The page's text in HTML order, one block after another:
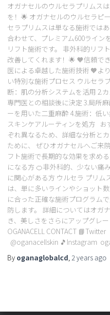
オガナセルのウルセラプリムス
を！🌟 オガナセルのウルセラピ
セラプリムスは単なる施術では
合わせて、プレミアム600ライン
リフト施術です。 非外科的リフ
改善してくれます！🌟 🧡信頼で
医による卓越した施術技術 🧡よ
い特別な施術プロセス ウルセラ
断：肌の分析システムを活用 2.
専門医との相談後に決定 3.局所
ーを用いた二重麻酔 4.施術：低
スキンケアルーティンを処方 お
ぞれ異なるため、詳細な分析と
ために、 ぜひオガナセルへご来
フト施術で長期的な効果を求め
になる方 🍊非外科的、少ない痛
に関心がある方 ウルセラ プリム
は、単に多いラインやショット
に合った正確な施術プログラム
防します。 詳細についてはオガ
き、美しさをさらにアップグレ
OGANACELL CONTACT
@oganacellskin 🎵Instagram
By oganaglobalcd 2 years ago